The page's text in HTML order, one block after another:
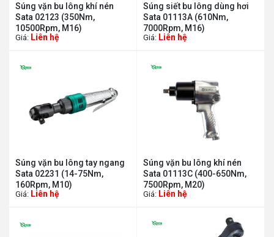
Súng vặn bu lông khí nén
Sata 02123 (350Nm,
10500Rpm, M16)
Giá: Liên hệ
Súng siết bu lông dùng hơi
Sata 01113A (610Nm,
7000Rpm, M16)
Giá: Liên hệ
Súng vặn bu lông tay ngang
Sata 02231 (14-75Nm,
160Rpm, M10)
Giá: Liên hệ
Súng vặn bu lông khí nén
Sata 01113C (400-650Nm,
7500Rpm, M20)
Giá: Liên hệ